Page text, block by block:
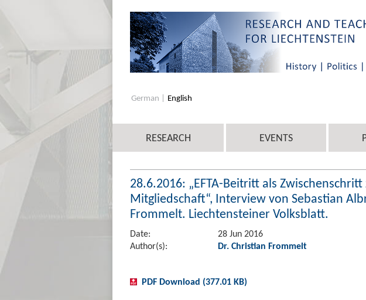
German English
RESEARCH EVENTS
28.6.2016: „EFTA-Beitritt als Zwischenschritt
Mitgliedschaft“, Interview von Sebastian
Frommelt. Liechtensteiner Volksblatt.
Date:
28 Jun 2016
Author(s):
Dr. Christian Frommelt
PDF Download (377.01 KB)